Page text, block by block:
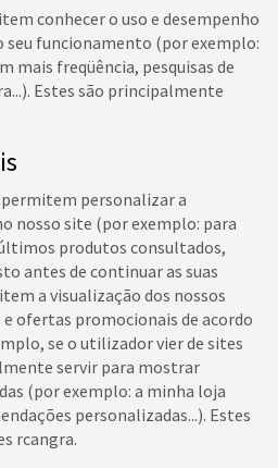
conhecer o uso e desempenho
seu funcionamento (por exemplo:
mais freqüência, pesquisas de
Estes são principalmente
permitem personalizar a
nosso site (por exemplo: para
produtos consultados,
antes de continuar as suas
a visualização dos nossos
ofertas promocionais de acordo
se o utilizador vier de sites
servir para mostrar
(por exemplo: a minha loja
personalizadas...). Estes
rcangra.